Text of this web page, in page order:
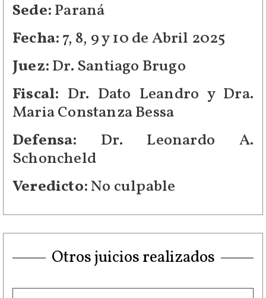
Sede:Paraná
Fecha:7, 8, 9 y 10 de Abril 2025
Juez:Dr. Santiago Brugo
Fiscal: Dr. Dato Leandro y Dra.
Maria Constanza Bessa
Defensa: Dr. Leonardo A.
Schoncheld
Veredicto:No culpable
Otros juicios realizados